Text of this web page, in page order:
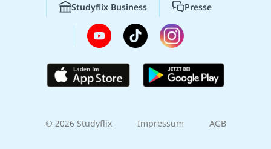
Studyflix Business Presse
© 2026 Studyflix Impressum AGB